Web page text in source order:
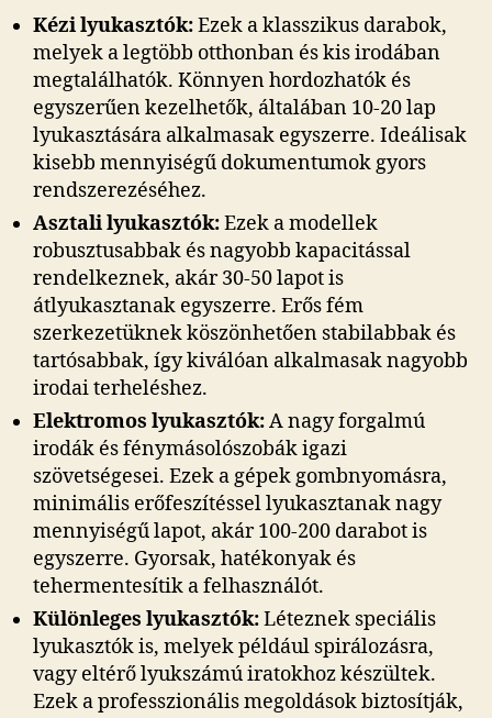
Kézi lyukasztók:Ezek a klasszikus darabok,
melyek a legtöbb otthonban és kis irodában
megtalálhatók. Könnyen hordozhatók és
egyszerűen kezelhetők, általában 10-20 lap
lyukasztására alkalmasak egyszerre. Ideálisak
kisebb mennyiségű dokumentumok gyors
rendszerezéséhez.
Asztali lyukasztók:Ezek a modellek
robusztusabbak és nagyobb kapacitással
rendelkeznek, akár 30-50 lapot is
átlyukasztanak egyszerre. Erős fém
szerkezetüknek köszönhetően stabilabbak és
tartósabbak, így kiválóan alkalmasak nagyobb
irodai terheléshez.
Elektromos lyukasztók:A nagy forgalmú
irodák és fénymásolószobák igazi
szövetségesei. Ezek a gépek gombnyomásra,
minimális erőfeszítéssel lyukasztanak nagy
mennyiségű lapot, akár 100-200 darabot is
egyszerre. Gyorsak, hatékonyak és
tehermentesítik a felhasználót.
Különleges lyukasztók:Léteznek speciális
lyukasztók is, melyek például spirálozásra,
vagy eltérő lyukszámú iratokhoz készültek.
Ezek a professzionális megoldások biztosítják,